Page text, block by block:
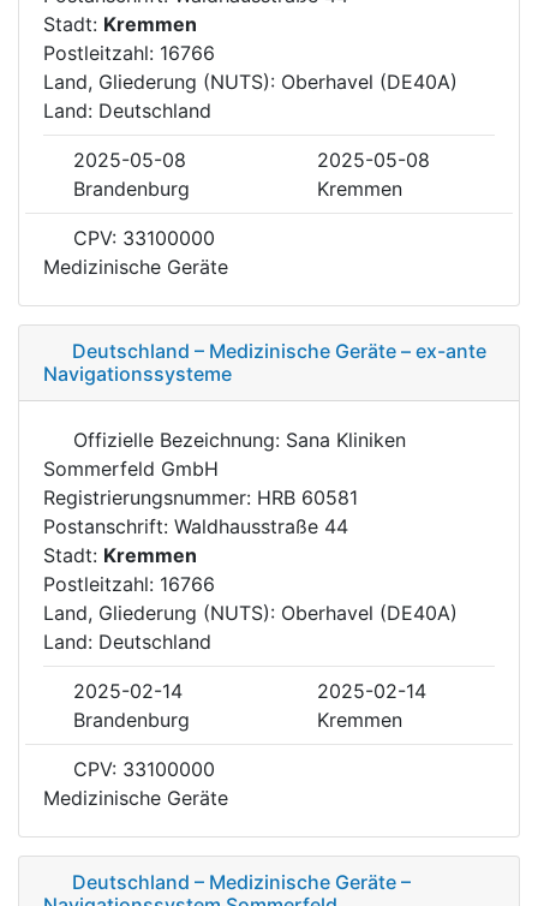
Stadt: Kremmen
Postleitzahl: 16766
Land, Gliederung (NUTS): Oberhavel (DE40A)
Land: Deutschland
2025-05-08
2025-05-08
Brandenburg
Kremmen
CPV: 33100000
Medizinische Geräte
Deutschland – Medizinische Geräte – ex-ante
Navigationssysteme
Offizielle Bezeichnung: Sana Kliniken
Sommerfeld GmbH
Registrierungsnummer: HRB 60581
Postanschrift: Waldhausstraße 44
Stadt: Kremmen
Postleitzahl: 16766
Land, Gliederung (NUTS): Oberhavel (DE40A)
Land: Deutschland
2025-02-14
2025-02-14
Brandenburg
Kremmen
CPV: 33100000
Medizinische Geräte
Deutschland – Medizinische Geräte –